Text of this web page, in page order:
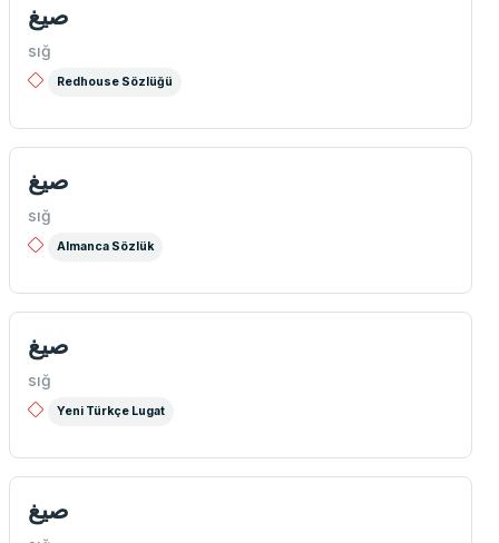
صیغ
sığ
Redhouse Sözlüğü
صیغ
sığ
Almanca Sözlük
صیغ
sığ
Yeni Türkçe Lugat
صیغ